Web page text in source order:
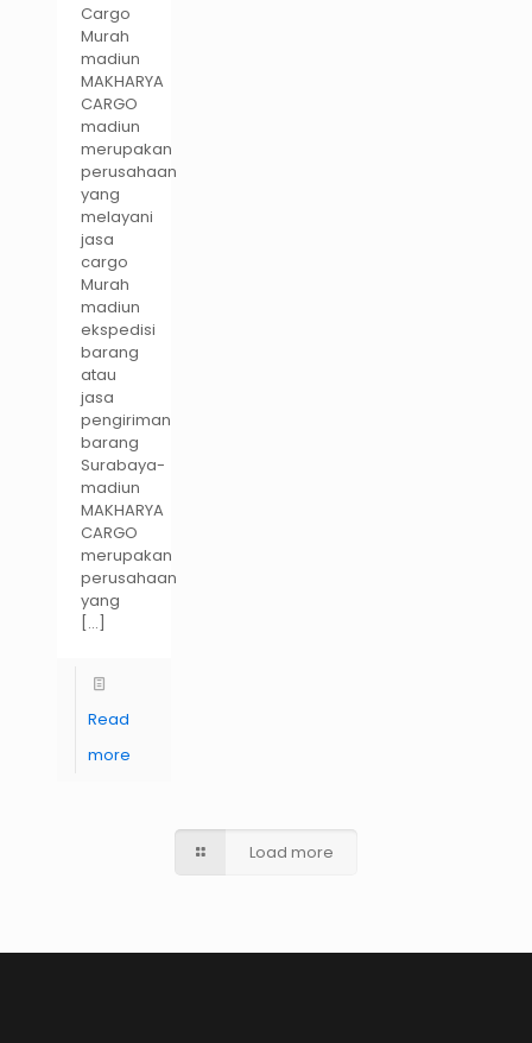
Cargo
Murah
madiun
MAKHARYA
CARGO
madiun
merupakan
perusahaan
yang
melayani
jasa
cargo
Murah
madiun
ekspedisi
barang
atau
jasa
pengiriman
barang
Surabaya-
madiun
MAKHARYA
CARGO
merupakan
perusahaan
yang
[…]
Read
more
Load more